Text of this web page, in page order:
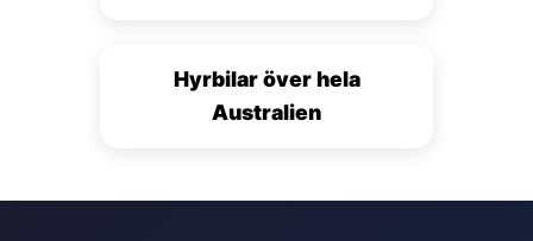
Hyrbilar över hela
Australien